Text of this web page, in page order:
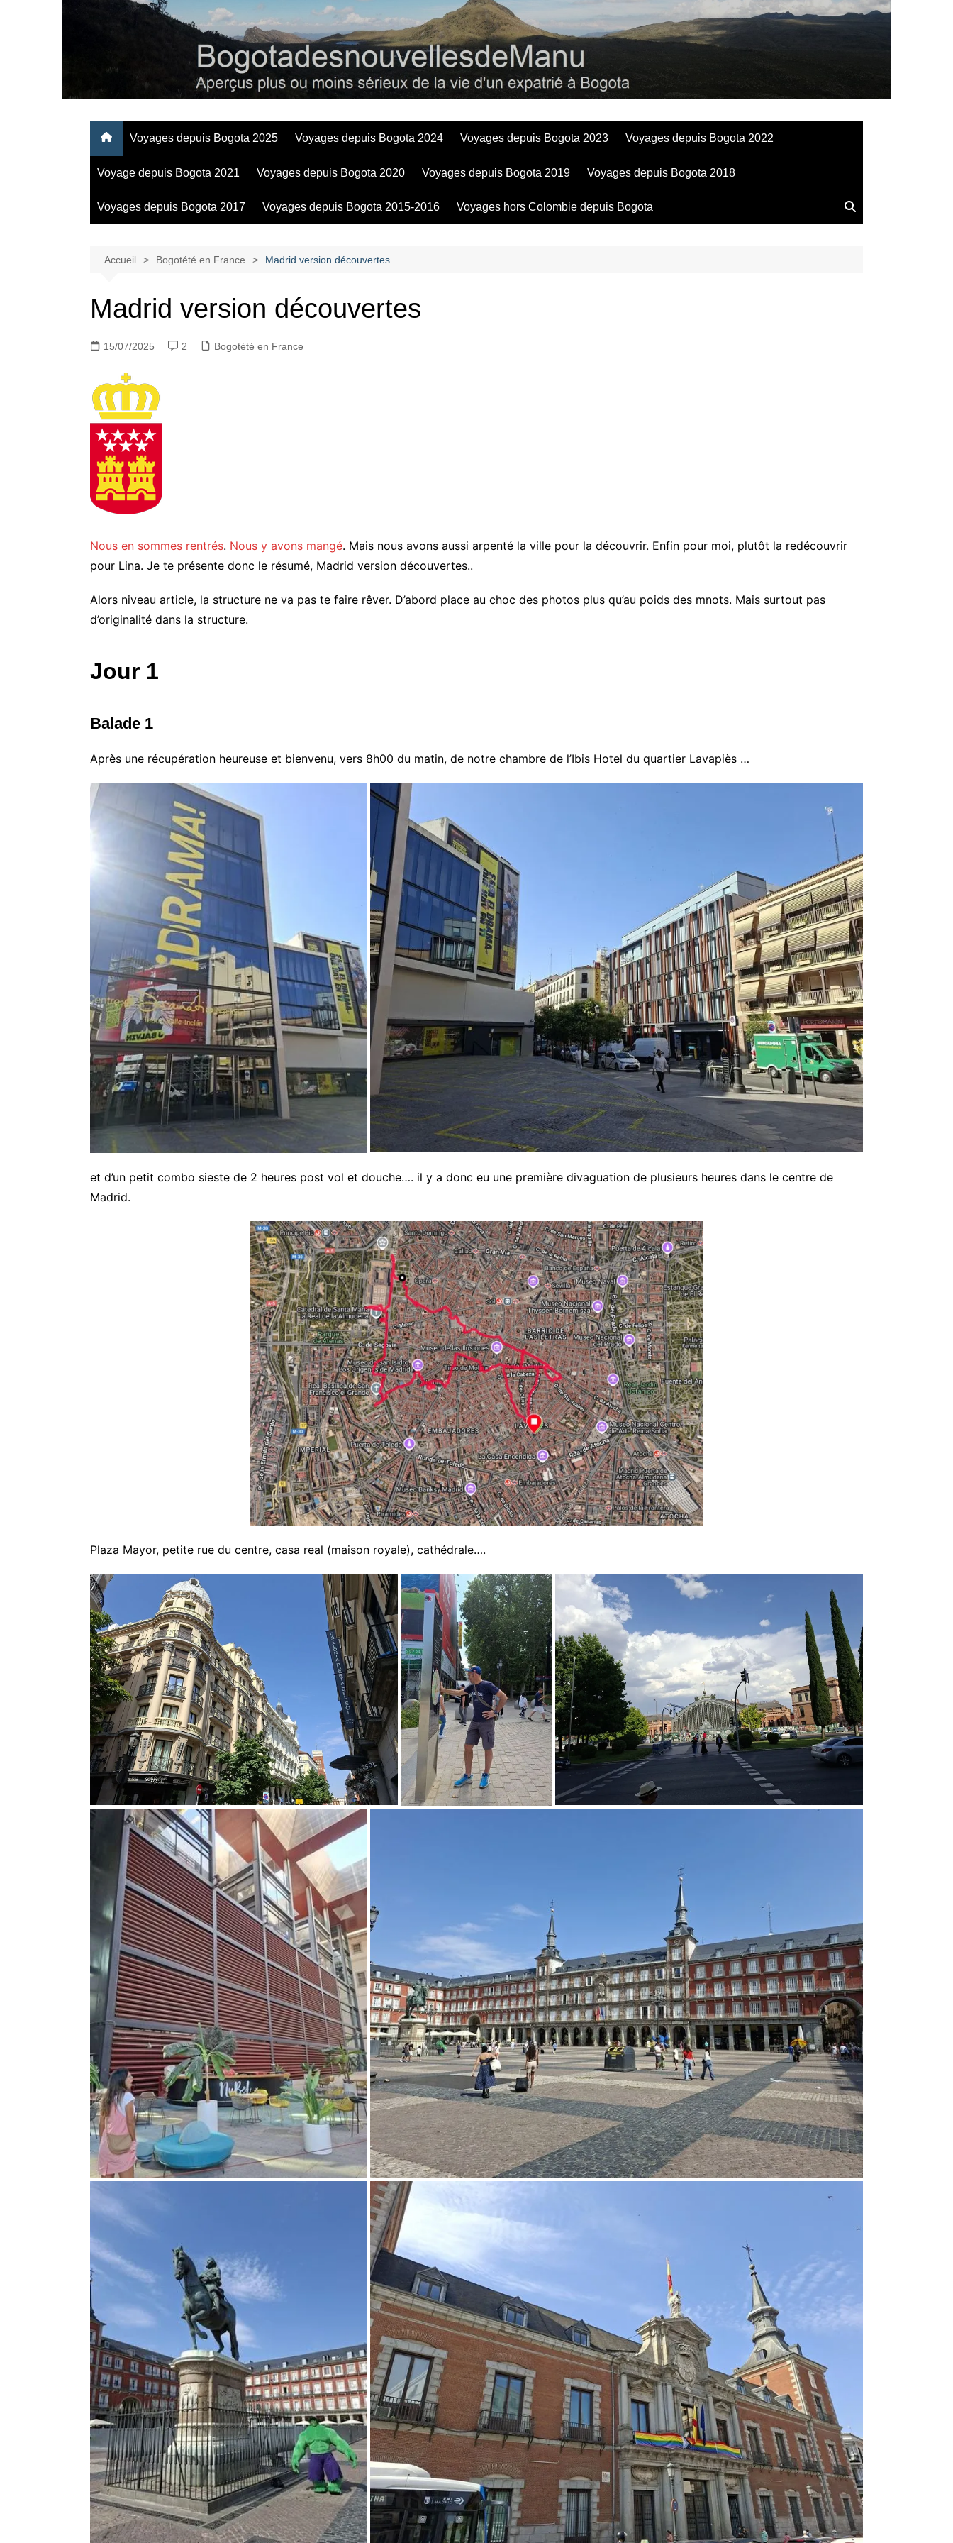
BogotadesnouvellesdeManu
Regards personnels sur la vie d’expatrié à Bogota
Voyages depuis Bogota 2025 Voyages depuis Bogota 2024 Voyages depuis Bogota 2023 Voyages depuis Bogota 2022
Voyage depuis Bogota 2021 Voyages depuis Bogota 2020 Voyages depuis Bogota 2019 Voyages depuis Bogota 2018
Voyages depuis Bogota 2017 Voyages depuis Bogota 2015-2016 Voyages hors Colombie depuis Bogota
Accueil Bogotété en France Madrid version découvertes
Madrid version découvertes
15/07/2025 2 Bogotété en France
Nous en sommes rentrés. Nous y avons mangé. Mais nous avons aussi arpenté la ville pour la découvrir. Enfin pour moi, plutôt la redécouvrir
pour Lina. Je te présente donc le résumé, Madrid version découvertes..
Alors niveau article, la structure ne va pas te faire rêver. D’abord place au choc des photos plus qu’au poids des mnots. Mais surtout pas
d’originalité dans la structure.
Jour 1
Balade 1
Après une récupération heureuse et bienvenu, vers 8h00 du matin, de notre chambre de l’Ibis Hotel du quartier Lavapiès …
et d’un petit combo sieste de 2 heures post vol et douche…. il y a donc eu une première divaguation de plusieurs heures dans le centre de
Madrid.
Plaza Mayor, petite rue du centre, casa real (maison royale), cathédrale….